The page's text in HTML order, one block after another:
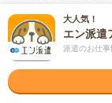
※クリーンルーム内
応募資格
職種未経験OK /
大人気！
エン派遣
派遣のお仕